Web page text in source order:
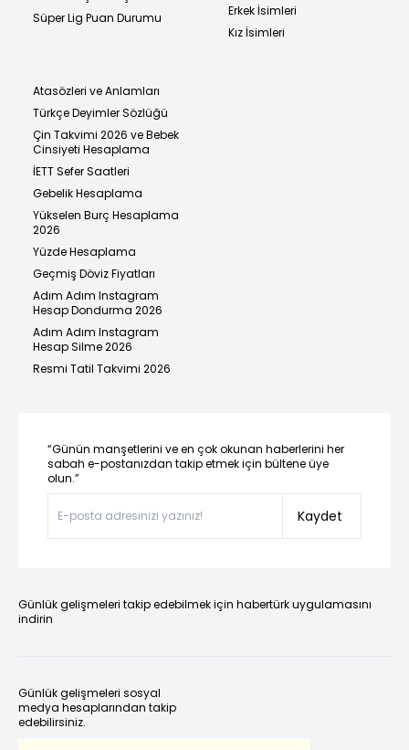
Süper Lig Puan Durumu
Erkek İsimleri
Kız İsimleri
Atasözleri ve Anlamları
Türkçe Deyimler Sözlüğü
Çin Takvimi 2026 ve Bebek
Cinsiyeti Hesaplama
İETT Sefer Saatleri
Gebelik Hesaplama
Yükselen Burç Hesaplama
2026
Yüzde Hesaplama
Geçmiş Döviz Fiyatları
Adım Adım Instagram
Hesap Dondurma 2026
Adım Adım Instagram
Hesap Silme 2026
Resmi Tatil Takvimi 2026
“Günün manşetlerini ve en çok okunan haberlerini her
sabah e-postanızdan takip etmek için bültene üye
olun.”
Kaydet
Günlük gelişmeleri takip edebilmek için habertürk uygulamasını
indirin
Günlük gelişmeleri sosyal
medya hesaplarından takip
edebilirsiniz.